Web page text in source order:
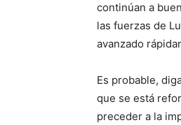
continúan a
las fuerzas de
avanzado
Es probable,
que se está
preceder a la